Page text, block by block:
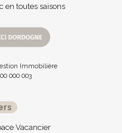
en toutes saisons
Immobilière
000 003
Vacancier